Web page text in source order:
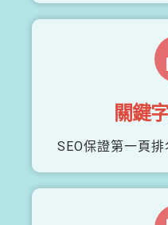
關鍵
SEO保證第一頁